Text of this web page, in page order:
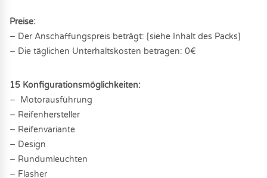
Preise:
− Der Anschaffungspreis beträgt: [siehe Inhalt des Packs]
− Die täglichen Unterhaltskosten betragen: 0€
15 Konfigurationsmöglichkeiten:
− Motorausführung
− Reifenhersteller
− Reifenvariante
− Design
− Rundumleuchten
− Flasher